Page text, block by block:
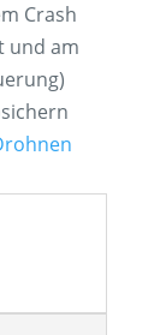
Crash
und am